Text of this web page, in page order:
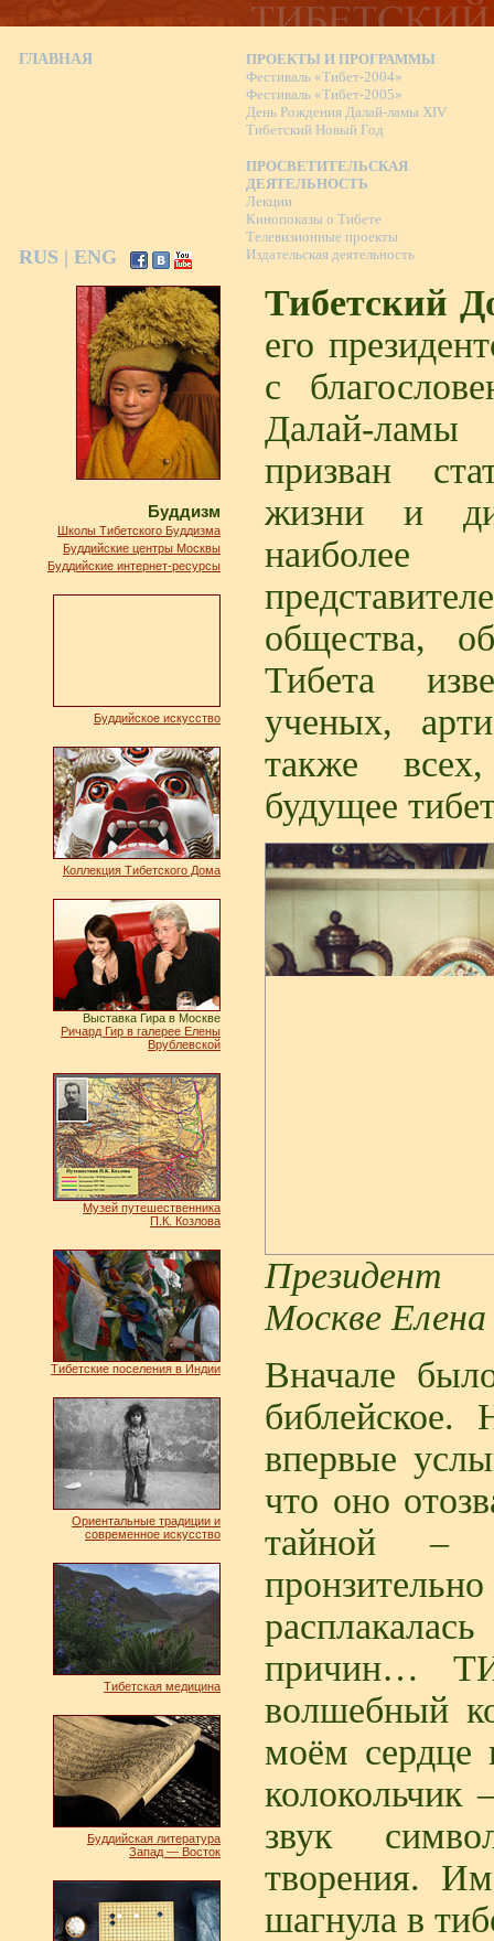
ГЛАВНАЯ
RUS | ENG
ПРОЕКТЫ И ПРОГРАММЫ
Фестиваль «Тибет-2004»
Фестиваль «Тибет-2005»
День Рождения Далай-ламы XIV
Тибетский Новый Год
ПРОСВЕТИТЕЛЬСКАЯ
ДЕЯТЕЛЬНОСТЬ
Лекции
Кинопоказы о Тибете
Телевизионные проекты
Издательская деятельность
Буддизм
Школы Тибетского Буддизма
Буддийские центры Москвы
Буддийские интернет-ресурсы
Буддийское искусство
Коллекция Тибетского Дома
Выставка Гира в Москве
Ричард Гир в галерее Елены
Врублевской
Музей путешественника
П.К. Козлова
Тибетские поселения в Индии
Ориентальные традиции и
современное искусство
Тибетская медицина
Буддийская литература
Запад — Восток
Тибетский
его
с
Далай-
призван
жизни и
общества,
Тибета
ученых,
также
будущее
Москве Елена
Вначале
впервые
что оно
тайной –
причин…
волшебный
моём сердце
колокольчик
звук
творения.
шагнула в